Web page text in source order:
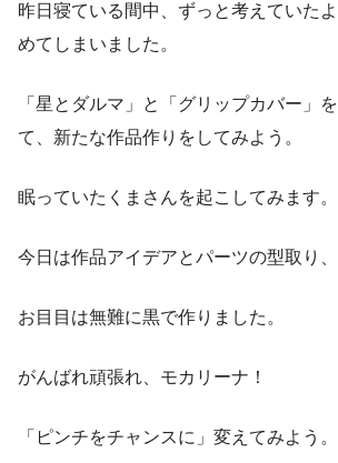
昨日寝ている間中、ずっと考えていた
めてしまいました。
「星とダルマ」と「グリップカバー」
て、新たな作品作りをしてみよう。
眠っていたくまさんを起こしてみます。
今日は作品アイデアとパーツの型取り、
お目目は無難に黒で作りました。
がんばれ頑張れ、モカリーナ！
「ピンチをチャンスに」変えてみよう。